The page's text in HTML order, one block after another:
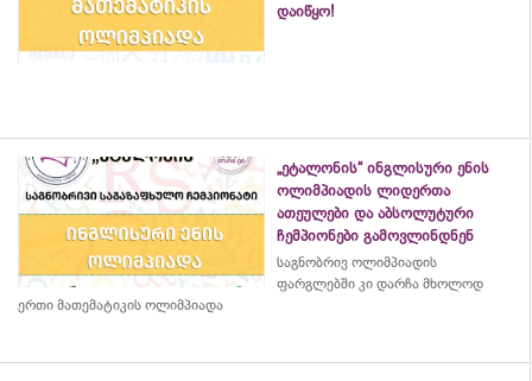
დაიწყო!
„ეტალონის“ ინგლისური ენის
ოლიმპიადის ლიდერთა
ათეულები და აბსოლუტური
ჩემპიონები გამოვლინდნენ
საგნობრივ ოლიმპიადის
ფარგლებში კი დარჩა მხოლოდ
ერთი მათემატიკის ოლიმპიადა